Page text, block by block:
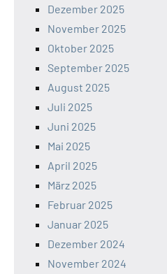
Dezember 2025
November 2025
Oktober 2025
September 2025
August 2025
Juli 2025
Juni 2025
Mai 2025
April 2025
März 2025
Februar 2025
Januar 2025
Dezember 2024
November 2024